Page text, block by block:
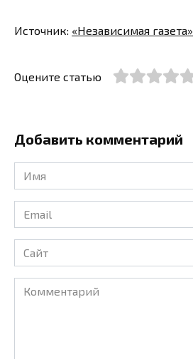
Источник: «Независимая газета»
Оцените статью
Добавить комментарий
Имя
*
Email
*
Сайт
Комментарий